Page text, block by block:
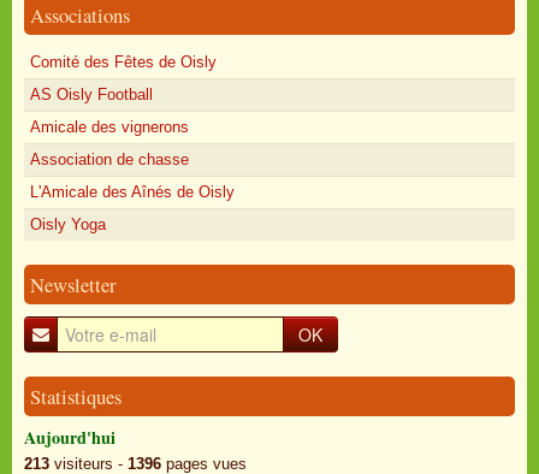
Associations
Comité des Fêtes de Oisly
AS Oisly Football
Amicale des vignerons
Association de chasse
L'Amicale des Aînés de Oisly
Oisly Yoga
Newsletter
OK
Statistiques
Aujourd'hui
213 visiteurs - 1396 pages vues